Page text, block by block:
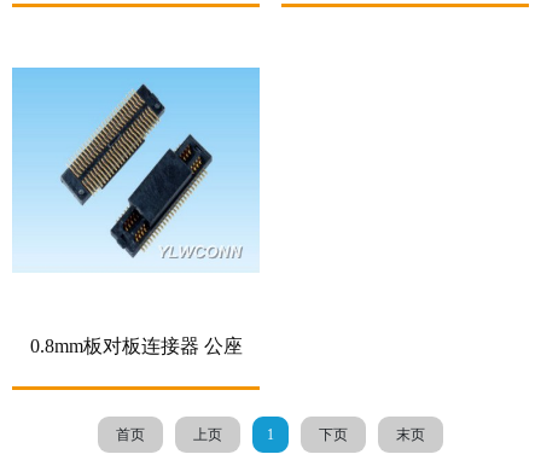
0.8mm板对板连接器 公座
首页 上页 1 下页 末页